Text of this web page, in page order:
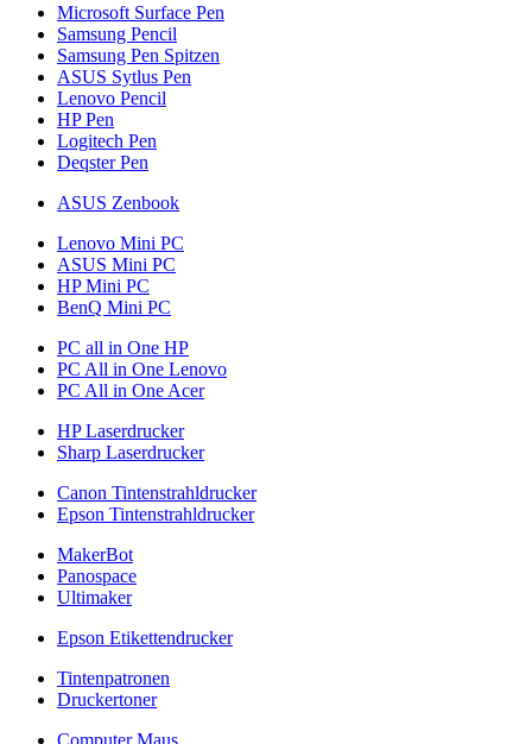
Microsoft Surface Pen
Samsung Pencil
Samsung Pen Spitzen
ASUS Sytlus Pen
Lenovo Pencil
HP Pen
Logitech Pen
Deqster Pen
ASUS Zenbook
Lenovo Mini PC
ASUS Mini PC
HP Mini PC
BenQ Mini PC
PC all in One HP
PC All in One Lenovo
PC All in One Acer
HP Laserdrucker
Sharp Laserdrucker
Canon Tintenstrahldrucker
Epson Tintenstrahldrucker
MakerBot
Panospace
Ultimaker
Epson Etikettendrucker
Tintenpatronen
Druckertoner
Computer Maus